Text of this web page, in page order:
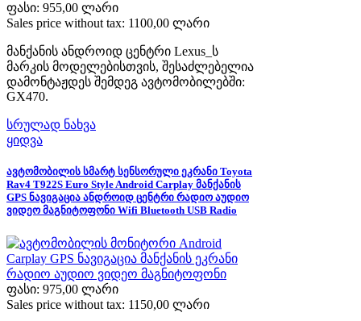
ფასი: 955,00 ლარი
Sales price without tax: 1100,00 ლარი
მანქანის ანდროიდ ცენტრი Lexus_ს
მარკის მოდელებისთვის, შესაძლებელია
დამონტაჟდეს შემდეგ ავტომობილებში:
GX470.
სრულად ნახვა
ყიდვა
ავტომობილის სმარტ სენსორული ეკრანი Toyota
Rav4 T922S Euro Style Android Carplay მანქანის
GPS ნავიგაცია ანდროიდ ცენტრი რადიო აუდიო
ვიდეო მაგნიტოფონი Wifi Bluetooth USB Radio
ფასი: 975,00 ლარი
Sales price without tax: 1150,00 ლარი